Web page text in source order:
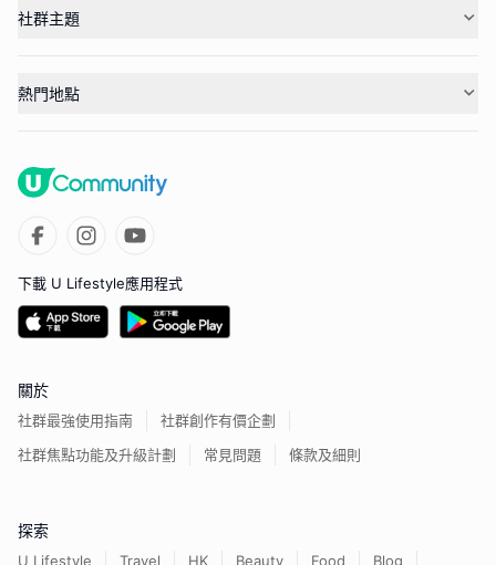
社群主題
熱門地點
下載 U Lifestyle應用程式
關於
社群最強使用指南
社群創作有價企劃
社群焦點功能及升級計劃
常見問題 條款及細則
探索
U Lifestyle Travel HK Beauty Food Blog